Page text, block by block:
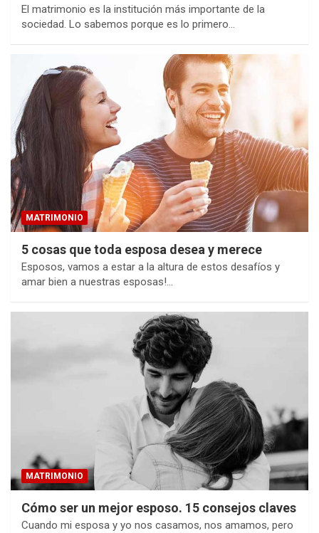
El matrimonio es la institución más importante de la
sociedad. Lo sabemos porque es lo primero…
MATRIMONIO
5 cosas que toda esposa desea y merece
Esposos, vamos a estar a la altura de estos desafíos y
amar bien a nuestras esposas!…
MATRIMONIO
Cómo ser un mejor esposo. 15 consejos claves
Cuando mi esposa y yo nos casamos, nos amamos, pero